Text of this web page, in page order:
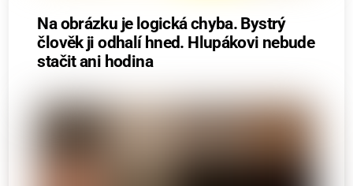
Na obrázku je logická chyba. Bystrý
člověk ji odhalí hned. Hlupákovi nebude
stačit ani hodina